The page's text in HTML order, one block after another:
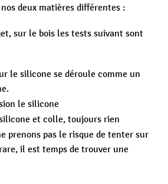
deux matières différentes :
sur le bois les tests suivant sont
le silicone se déroule comme un
le silicone
et colle, toujours rien
prenons pas le risque de tenter sur
il est temps de trouver une